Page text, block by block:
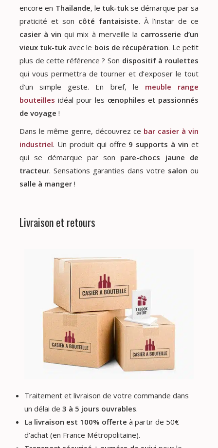
encore en Thailande, le tuk-tuk se démarque par sa
praticité et son côté fantaisiste. À l’instar de ce
casier à vin qui mix à merveille la carrosserie d’un
vieux tuk-tuk avec le bois de récupération. Le petit
plus de cette référence ? Son dispositif à roulettes
qui vous permettra de tourner et d’exposer le tout
d’un simple geste. En bref, le meuble range
bouteilles idéal pour les œnophiles et passionnés
de voyage !
Dans le même genre, découvrez ce bar casier à vin
industriel. Un produit qui offre 9 supports à vin et
qui se démarque par son pare-chocs jaune de
tracteur. Sensations garanties dans votre salon ou
salle à manger !
Livraison et retours
Traitement et livraison de votre commande dans
un délai de 3 à 5 jours ouvrables.
La livraison est 100% offerte à partir de 50€
d’achat (en France Métropolitaine).